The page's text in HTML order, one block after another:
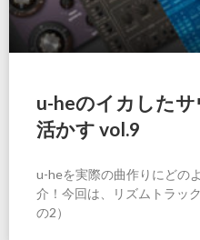
u-heのイカした
活かす vol.9
u-heを実際の曲作りにどの
介！今回は、リズムトラッ
の2）